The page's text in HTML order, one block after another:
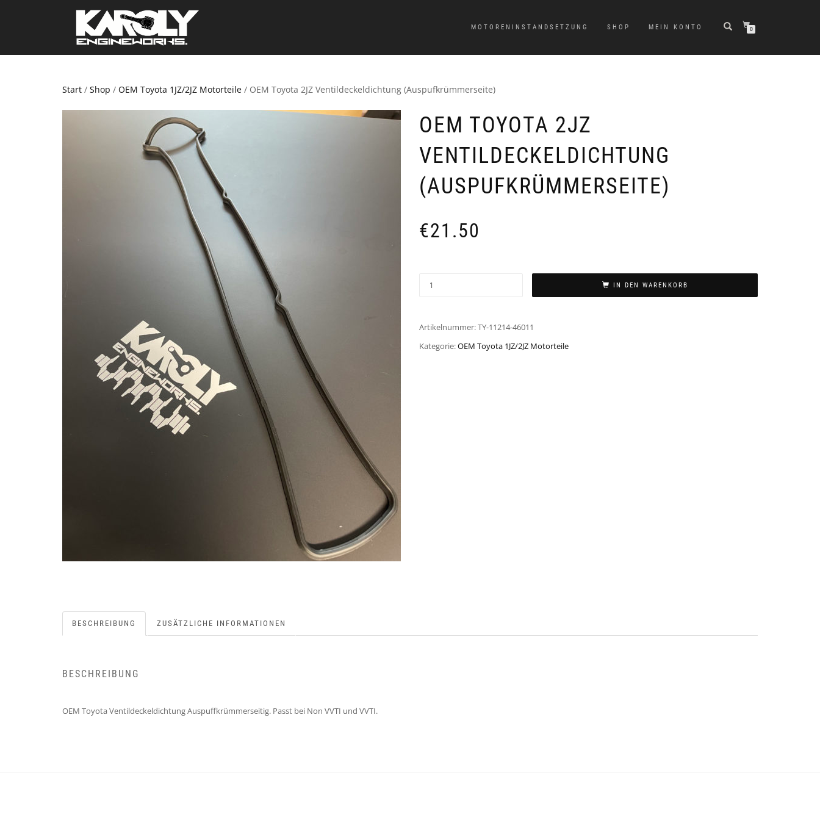
MOTORENINSTANDSETZUNG SHOP MEIN KONTO 0
Start / Shop / OEM Toyota 1JZ/2JZ Motorteile / OEM Toyota 2JZ Ventildeckeldichtung (Auspufkrümmerseite)
OEM TOYOTA 2JZ
VENTILDECKELDICHTUNG
(AUSPUFKRÜMMERSEITE)
€21.50
IN DEN WARENKORB
Artikelnummer:TY-11214-46011
Kategorie:OEM Toyota 1JZ/2JZ Motorteile
BESCHREIBUNG ZUSÄTZLICHE INFORMATIONEN
BESCHREIBUNG
OEM Toyota Ventildeckeldichtung Auspuffkrümmerseitig. Passt bei Non VVTI und VVTI.